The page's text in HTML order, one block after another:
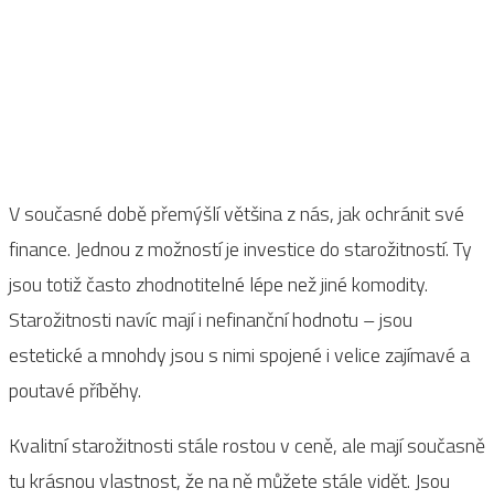
V současné době přemýšlí většina z nás, jak ochránit své
finance. Jednou z možností je investice do starožitností. Ty
jsou totiž často zhodnotitelné lépe než jiné komodity.
Starožitnosti navíc mají i nefinanční hodnotu – jsou
estetické a mnohdy jsou s nimi spojené i velice zajímavé a
poutavé příběhy.
Kvalitní starožitnosti stále rostou v ceně, ale mají současně
tu krásnou vlastnost, že na ně můžete stále vidět. Jsou